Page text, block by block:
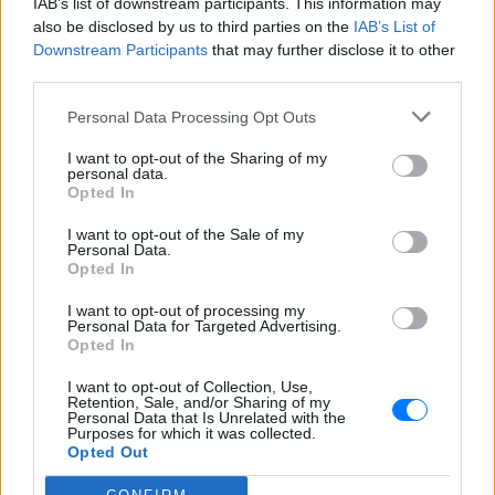
also be disclosed by us to third parties on the IAB’s List of
Downstream Participants that may further disclose it to other
Personal Data Processing Opt Outs
I want to opt-out of the Sharing of my
personal data.
Opted In
I want to opt-out of the Sale of my
Personal Data.
Opted In
I want to opt-out of processing my
Personal Data for Targeted Advertising.
Opted In
I want to opt-out of Collection, Use,
Retention, Sale, and/or Sharing of my
Personal Data that Is Unrelated with the
Purposes for which it was collected.
Opted Out
ΔΕΙΤΕ ΕΠΙΣΗΣ
ΣΤΗΝ ΙΔΙΑ ΚΑΤΗΓΟΡΙΑ
συγκλονιστική εξομολόγηση
της Αγγελικής Ηλιάδη για τη
στιγμή που είδε τον Ιησού
Η τραγουδίστρια περιέγραψε μέσα από
το Instagram μια εμπειρία που λέει πως
έζησε όταν ο γιος της νοσηλευόταν στο